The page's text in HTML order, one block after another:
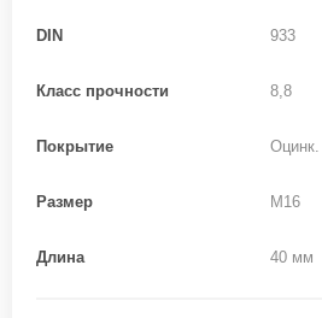
DIN 933
Класс прочности 8,8
Покрытие Оцинк.
Размер M16
Длина 40 мм